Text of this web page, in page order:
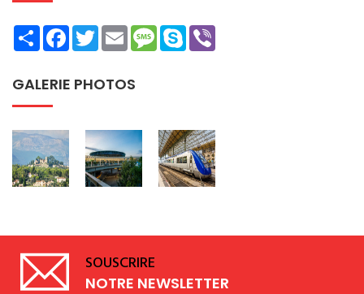
ShareFacebookTwitterEmailMessage
Skype
GALERIE PHOTOS
SOUSCRIRE
NOTRE NEWSLETTER